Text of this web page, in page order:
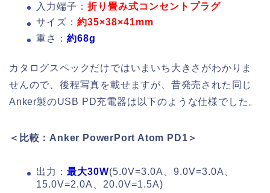
入力端子： 折り畳み式コンセントプラグ
サイズ： 約35×38×41mm
重さ： 約68g
カタログスペックだけではいまいち大きさがわかりま
せんので、後程写真を載せますが、昔発売された同じ
Anker製のUSB PD充電器は以下のような仕様でした。
＜比較：Anker PowerPort Atom PD1＞
出力： 最大30W(5.0V=3.0A、9.0V=3.0A、
15.0V=2.0A、20.0V=1.5A)